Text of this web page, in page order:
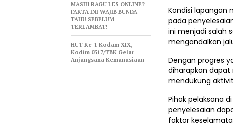
Kondisi lapangan
pada
ini menjadi salah
mengandalkan
Dengan progres
diharapkan dapat
mendukung
Pihak pelaksana
penyelesaian
faktor
MASIH RAGU LES ONLINE?
FAKTA INI WAJIB BUNDA
TAHU SEBELUM
TERLAMBAT!
HUT Ke-1 Kodam XIX,
Kodim 0317/TBK Gelar
Anjangsana Kemanusiaan